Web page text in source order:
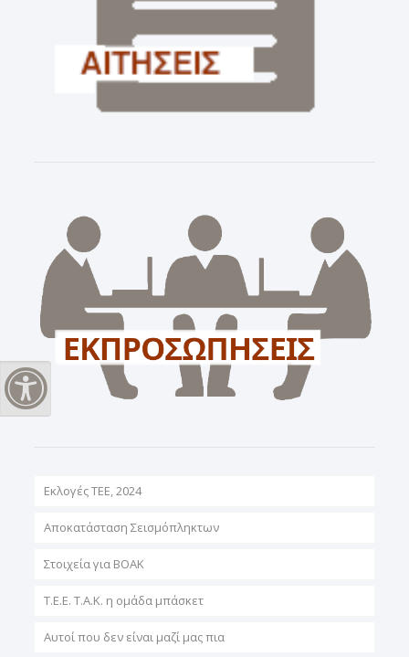
Εναλλαγή Υψηλής Αντίθεσης
Εκλογές ΤΕΕ, 2024
Αποκατάσταση Σεισμόπληκτων
Στοιχεία για ΒΟΑΚ
T.E.E. T.A.K. η ομάδα μπάσκετ
Αυτοί που δεν είναι μαζί μας πια